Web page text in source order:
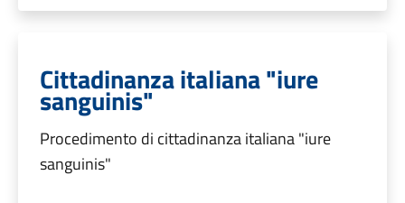
Cittadinanza italiana "iure
sanguinis"
Procedimento di cittadinanza italiana "iure
sanguinis"